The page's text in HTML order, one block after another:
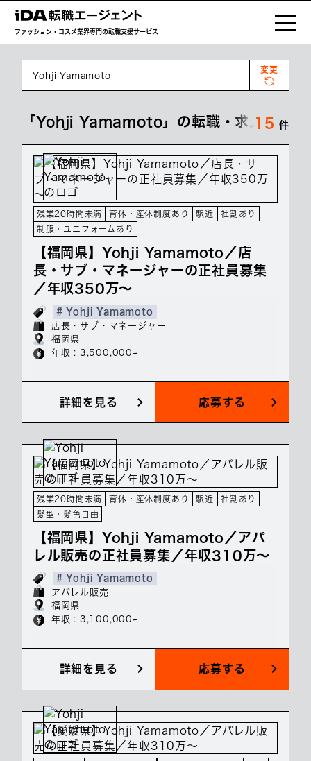
ファッション・コスメ業界専門の転職支援サービス
Yohji Yamamoto
変更
「Yohji Yamamoto」の転職・求人情報一
15 件
残業20時間未満 育休・産休制度あり 駅近
社割あり
制服・ユニフォームあり
【福岡県】Yohji Yamamoto／店
長・サブ・マネージャーの正社員募集
／年収350万～
# Yohji Yamamoto
店長・サブ・マネージャー
福岡県
年収 : 3,500,000~
詳細を見る 応募する
残業20時間未満 育休・産休制度あり 駅近
社割あり
髪型・髪色自由
【福岡県】Yohji Yamamoto／アパ
レル販売の正社員募集／年収310万～
# Yohji Yamamoto
アパレル販売
福岡県
年収 : 3,100,000~
詳細を見る 応募する